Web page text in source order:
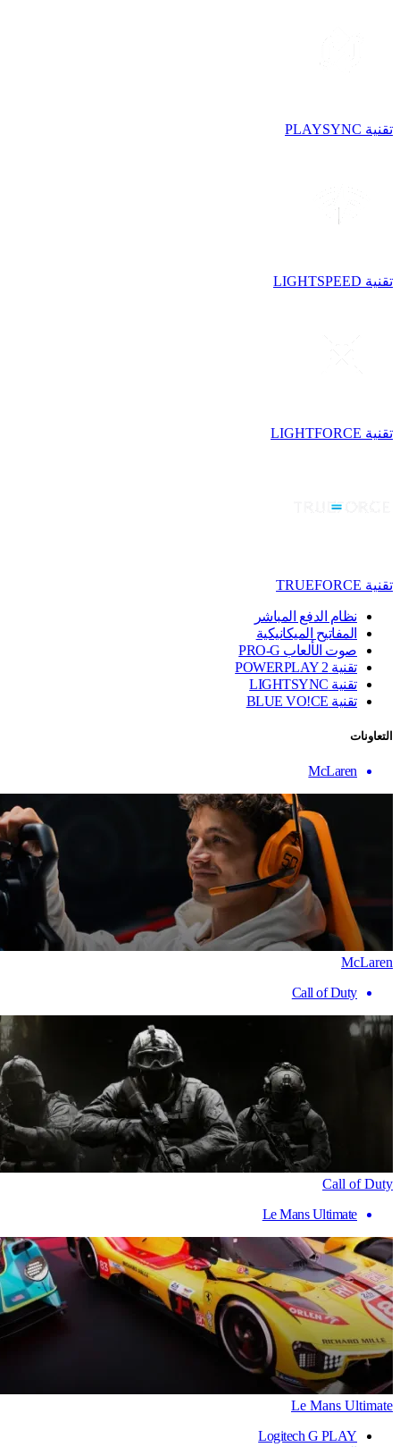
تقنية PLAYSYNC
تقنية LIGHTSPEED
تقنية LIGHTFORCE
تقنية TRUEFORCE
نظام الدفع المباشر
المفاتيح الميكانيكية
صوت الألعاب PRO-G
تقنية ‏POWERPLAY 2
تقنية LIGHTSYNC
تقنية BLUE VO!CE
التعاونات
McLaren
McLaren
Call of Duty
Call of Duty
Le Mans Ultimate
Le Mans Ultimate
Logitech G PLAY